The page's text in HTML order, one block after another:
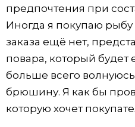
предпочтения при
Иногда я покупаю
заказа ещё нет,
повара, который будет
больше всего
брюшину. Я как бы
которую хочет